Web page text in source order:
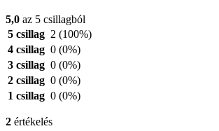
5,0 az 5 csillagból
5 csillag 2 (100%)
4 csillag 0 (0%)
3 csillag 0 (0%)
2 csillag 0 (0%)
1 csillag 0 (0%)
2 értékelés